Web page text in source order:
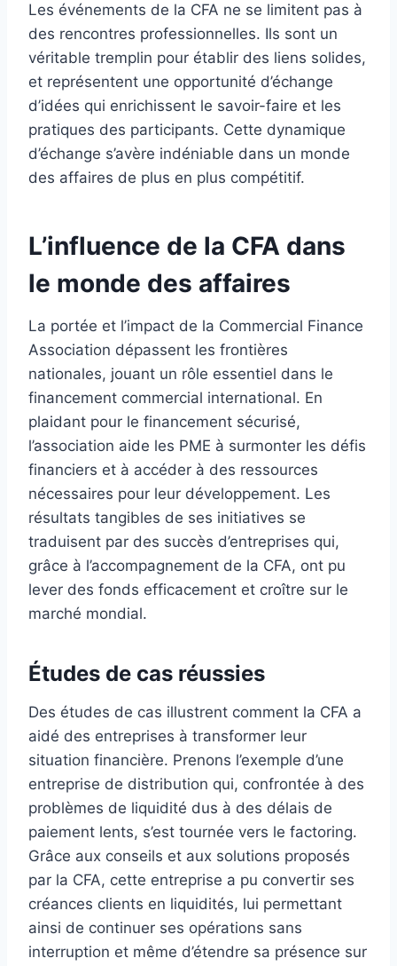
Les événements de la CFA ne se limitent pas à
des rencontres professionnelles. Ils sont un
véritable tremplin pour établir des liens solides,
et représentent une opportunité d’échange
d’idées qui enrichissent le savoir-faire et les
pratiques des participants. Cette dynamique
d’échange s’avère indéniable dans un monde
des affaires de plus en plus compétitif.
L’influence de la CFA dans
le monde des affaires
La portée et l’impact de la Commercial Finance
Association dépassent les frontières
nationales, jouant un rôle essentiel dans le
financement commercial international. En
plaidant pour le financement sécurisé,
l’association aide les PME à surmonter les défis
financiers et à accéder à des ressources
nécessaires pour leur développement. Les
résultats tangibles de ses initiatives se
traduisent par des succès d’entreprises qui,
grâce à l’accompagnement de la CFA, ont pu
lever des fonds efficacement et croître sur le
marché mondial.
Études de cas réussies
Des études de cas illustrent comment la CFA a
aidé des entreprises à transformer leur
situation financière. Prenons l’exemple d’une
entreprise de distribution qui, confrontée à des
problèmes de liquidité dus à des délais de
paiement lents, s’est tournée vers le factoring.
Grâce aux conseils et aux solutions proposés
par la CFA, cette entreprise a pu convertir ses
créances clients en liquidités, lui permettant
ainsi de continuer ses opérations sans
interruption et même d’étendre sa présence sur